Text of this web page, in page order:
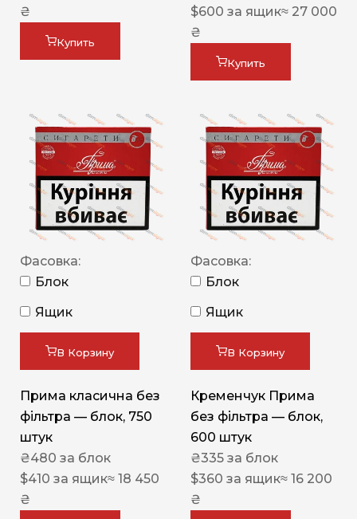
₴
Купить
$600 за ящик≈ 27 000
₴
Купить
Фасовка:
Блок
Ящик
В Корзину
Прима класична без
фільтра — блок, 750
штук
₴480 за блок
$410 за ящик≈ 18 450
₴
Фасовка:
Блок
Ящик
В Корзину
Кременчук Прима
без фільтра — блок,
600 штук
₴335 за блок
$360 за ящик≈ 16 200
₴